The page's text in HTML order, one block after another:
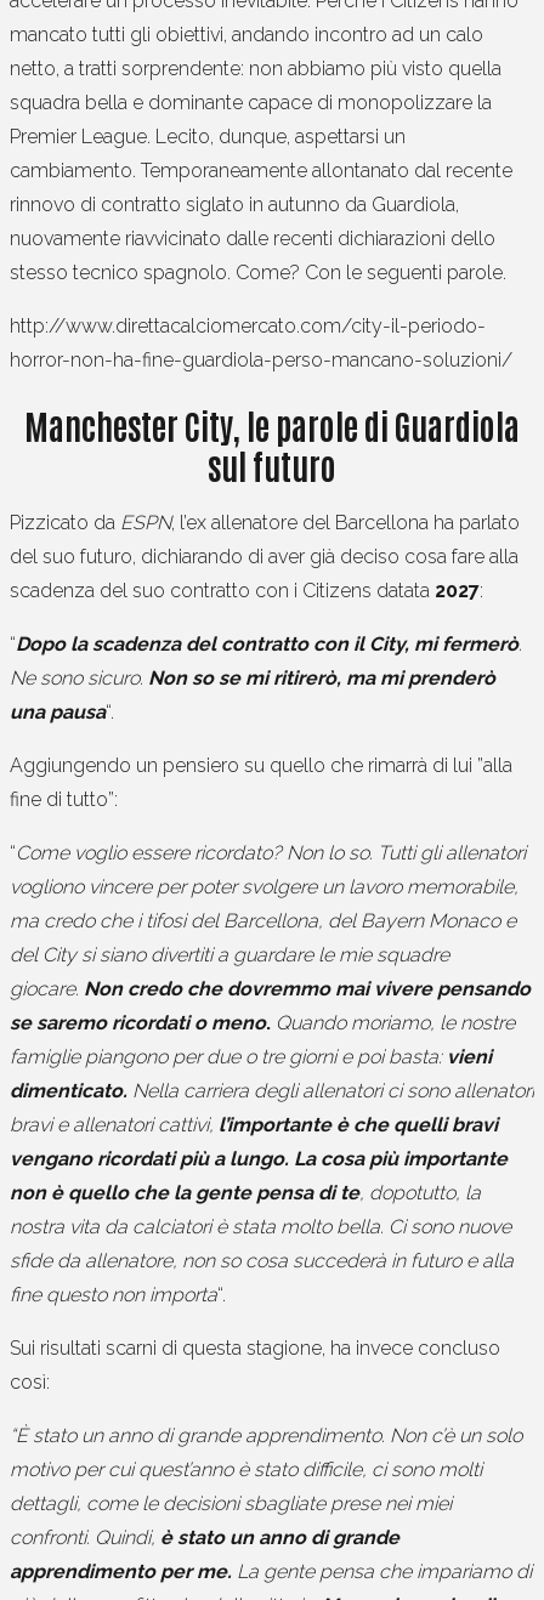
mancato tutti gli obiettivi, andando incontro ad un calo
netto, a tratti sorprendente: non abbiamo più visto quella
squadra bella e dominante capace di monopolizzare la
Premier League. Lecito, dunque, aspettarsi un
cambiamento. Temporaneamente allontanato dal recente
rinnovo di contratto siglato in autunno da Guardiola,
nuovamente riavvicinato dalle recenti dichiarazioni dello
stesso tecnico spagnolo. Come? Con le seguenti parole.
http://www.direttacalciomercato.com/city-il-periodo-
horror-non-ha-fine-guardiola-perso-mancano-soluzioni/
Manchester City, le parole di Guardiola
sul futuro
Pizzicato da ESPN, l’ex allenatore del Barcellona ha parlato
del suo futuro, dichiarando di aver già deciso cosa fare alla
scadenza del suo contratto con i Citizens datata 2027:
“Dopo la scadenza del contratto con il City, mi fermerò.
Ne sono sicuro. Non so se mi ritirerò, ma mi prenderò
una pausa“.
Aggiungendo un pensiero su quello che rimarrà di lui ”alla
fine di tutto”:
“Come voglio essere ricordato? Non lo so. Tutti gli allenatori
vogliono vincere per poter svolgere un lavoro memorabile,
ma credo che i tifosi del Barcellona, ​​del Bayern Monaco e
del City si siano divertiti a guardare le mie squadre
giocare. Non credo che dovremmo mai vivere pensando
se saremo ricordati o meno. Quando moriamo, le nostre
famiglie piangono per due o tre giorni e poi basta: vieni
dimenticato. Nella carriera degli allenatori ci sono allenatori
bravi e allenatori cattivi, l’importante è che quelli bravi
vengano ricordati più a lungo. La cosa più importante
non è quello che la gente pensa di te, dopotutto, la
nostra vita da calciatori è stata molto bella. Ci sono nuove
sfide da allenatore, non so cosa succederà in futuro e alla
fine questo non importa“.
Sui risultati scarni di questa stagione, ha invece concluso
così:
“È stato un anno di grande apprendimento. Non c’è un solo
motivo per cui quest’anno è stato difficile, ci sono molti
dettagli, come le decisioni sbagliate prese nei miei
confronti. Quindi, è stato un anno di grande
apprendimento per me. La gente pensa che impariamo di